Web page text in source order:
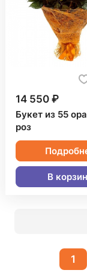
14 550 ₽
Букет из 55
роз
В
1